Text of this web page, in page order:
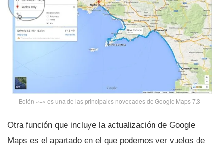
Botón «+» es una de las principales novedades de Google Maps 7.3
Otra función que incluye la actualización de Google
Maps es el apartado en el que podemos ver vuelos de